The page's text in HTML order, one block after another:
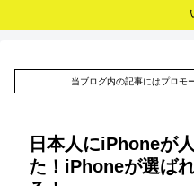
当ブログ内の記事にはプロモ
日本人にiPhoneが
た！iPhoneが選ば